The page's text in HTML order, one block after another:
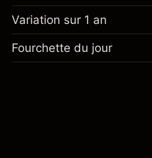
Variation sur 1 an
Fourchette du jour